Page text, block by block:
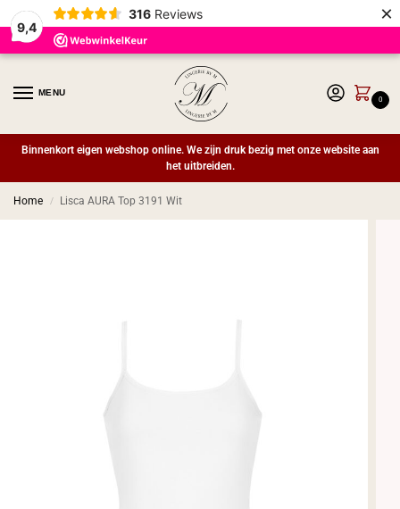
9,4
316 Reviews ×
MENU
0
Binnenkort eigen webshop online. We zijn druk bezig met onze website aan
het uitbreiden.
Home / Lisca AURA Top 3191 Wit